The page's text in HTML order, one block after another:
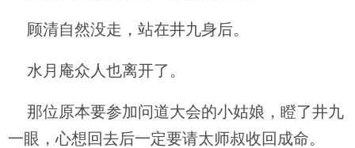
顾清自然没走，站在井九身后。
水月庵众人也离开了。
那位原本要参加问道大会的小姑娘，瞪了井九
一眼，心想回去后一定要请太师叔收回成命。